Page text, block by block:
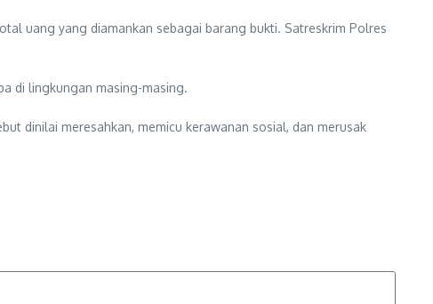
uang yang diamankan sebagai barang bukti. Satreskrim Polres
di lingkungan masing-masing.
dinilai meresahkan, memicu kerawanan sosial, dan merusak